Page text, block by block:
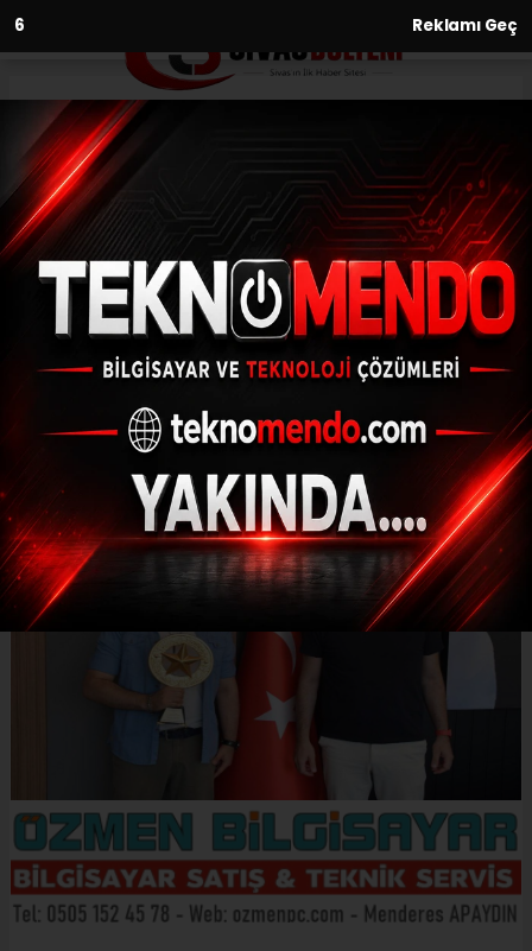
5 Reklamı Geç
Anasayfa Kültür-Sanat-Tarih
Sökeli Yazar Birlik’e yılın kitabı
KÜLTÜR-SANAT-TARIH
(İHA) - İhlas Haber Ajansı | 31.07.2024 - 14:33, Güncelleme: 31.07.2024
- 14:03
Sökeli Yazar Birlik’e yılın kitabı ödülü